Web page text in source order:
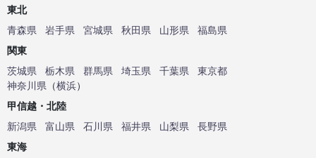
東北
青森県
岩手県 宮城県 秋田県 山形県
福島県
関東
茨城県
栃木県 群馬県 埼玉県 千葉県
東京都
神奈川県 （横浜）
甲信越・北陸
新潟県
富山県 石川県 福井県 山梨県
長野県
東海